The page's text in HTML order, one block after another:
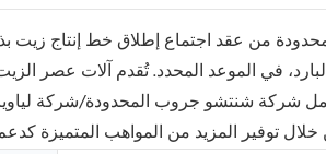
من عقد اجتماع إطلاق خط إنتاج زيت بذور
في الموعد المحدد. تُقدم آلات عصر الزيت
شركة شنتشو جروب المحدودة/شركة